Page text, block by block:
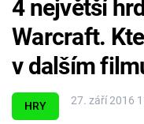
Témata
HRY 27. září 2016
4 největší
Warcraft.
v dalším